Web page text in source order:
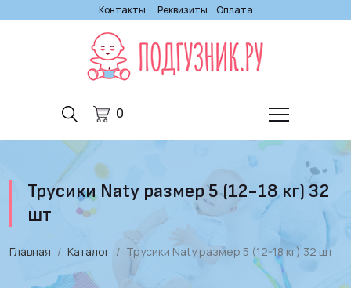
Контакты Реквизиты Оплата
0
Трусики Naty размер 5 (12-18 кг) 32
шт
Главная Каталог Трусики Naty размер 5 (12-18 кг) 32 шт